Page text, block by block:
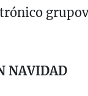
NAVIDAD